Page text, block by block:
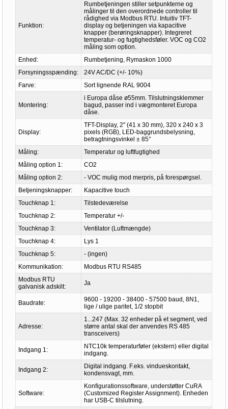
Funktion:
Rumbetjeningen stiller setpunkterne og
målinger til den overordnede controller til
rådighed via Modbus RTU. Intuitiv TFT-
display og betjeningen via kapacitive
knapper (berøringsknapper). Integreret
temperatur- og fugtighedsføler. VOC og CO2
måling som option.
Enhed:
Rumbetjening, Rymaskon 1000
Forsyningsspænding:
24V AC/DC (+/- 10%)
Farve:
Sort lignende RAL 9004
Montering:
i Europa dåse ø55mm. Tilslutningsklemmer
bagud, passer ind i vægmonteret Europa
dåse.
Display:
TFT-Display, 2" (41 x 30 mm), 320 x 240 x 3
pixels (RGB), LED-baggrundsbelysning,
betragtningsvinkel ± 85°
Måling:
Temperatur og luftfugtighed
Måling option 1:
CO2
Måling option 2:
- VOC mulig mod merpris, på forespørgsel.
Betjeningsknapper:
Kapacitive touch
Touchknap 1:
Tilstedeværelse
Touchknap 2:
Temperatur +/-
Touchknap 3:
Ventilator (Luftmængde)
Touchknap 4:
Lys 1
Touchknap 5:
- (ingen)
Kommunikation:
Modbus RTU RS485
Modbus RTU
galvanisk adskilt:
Ja
Baudrate:
9600 - 19200 - 38400 - 57500 baud, 8N1,
lige / ulige paritet, 1/2 stopbit
Adresse:
1...247 (Max. 32 enheder på et segment, ved
større antal skal der anvendes RS 485
transceivers)
Indgang 1:
NTC10k temperaturføler (ekstern) eller digital
indgang.
Indgang 2:
Digital indgang. F.eks. vindueskontakt,
kondensvagt, mm.
Software:
Konfigurationssoftware, understøtter CuRA
(Customized Register Assignment). Enheden
har USB-C tilslutning.